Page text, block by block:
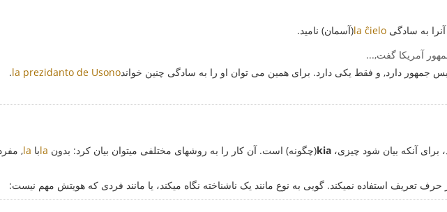
به سادگی la ĉielo(آسمان) نامید.
آمریکا گفت,...
جمهور دارد, و فقط یکی دارد. برای همین می توان او را به سادگی چنین خواندla prezidanto de Usono
.
آنکه بیان شود چیزی، kia(چگونه) است. آن کار را به روشهای مختلفی میتوان بیان کرد: بدون laبا la
,
تعریف استفاده نمیکند. گویی به نوع مانند یک ناشناخته نگاه میکند، یا مانند فردی که هویتش مهم نیست: